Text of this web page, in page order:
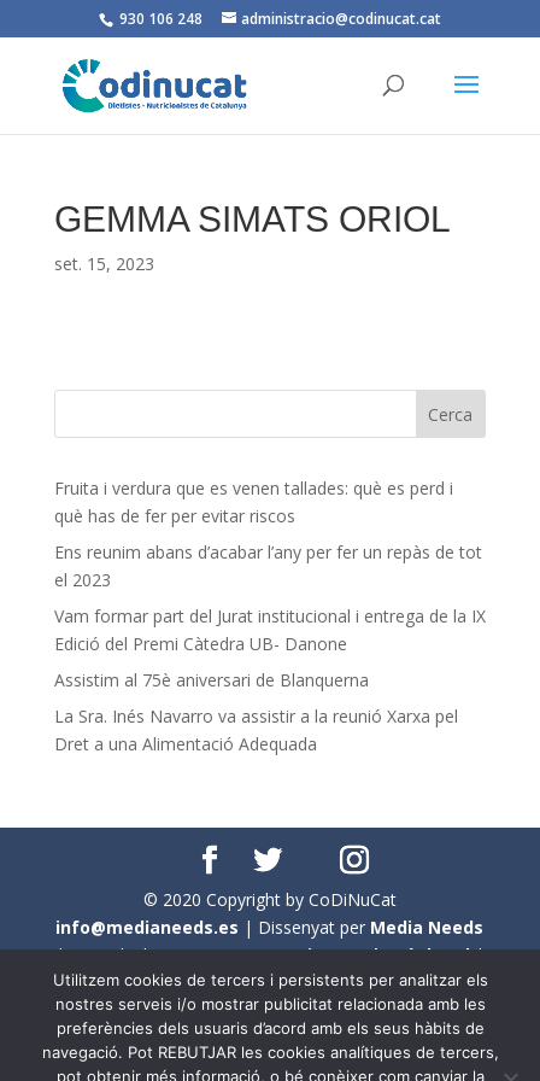
930 106 248 administracio@codinucat.cat
GEMMA SIMATS ORIOL
set. 15, 2023
Fruita i verdura que es venen tallades: què es perd i
què has de fer per evitar riscos
Ens reunim abans d’acabar l’any per fer un repàs de tot
el 2023
Vam formar part del Jurat institucional i entrega de la IX
Edició del Premi Càtedra UB- Danone
Assistim al 75è aniversari de Blanquerna
La Sra. Inés Navarro va assistir a la reunió Xarxa pel
Dret a una Alimentació Adequada
© 2020 Copyright by CoDiNuCat
info@medianeeds.es | Dissenyat per Media Needs
| Tots els drets reservats aCoDiNuCat |Avís legal|
Avís per cookies
En aquest web s'ha tingut en compte l'ús no sexista del
llenguatge. No obstant això, i a causa de la seva
Utilitzem cookies de tercers i persistents per analitzar els
nostres serveis i/o mostrar publicitat relacionada amb les
preferències dels usuaris d’acord amb els seus hàbits de
navegació. Pot REBUTJAR les cookies analítiques de tercers,
pot obtenir més informació, o bé conèixer com canviar la